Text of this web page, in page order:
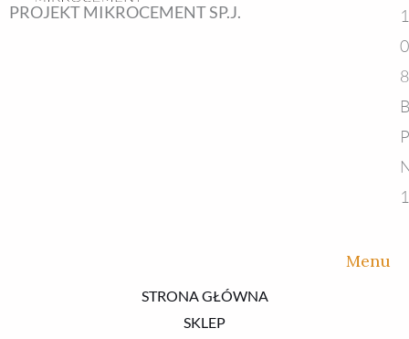
PROJEKT MIKROCEMENT SP.J.
Menu
STRONA GŁÓWNA
SKLEP